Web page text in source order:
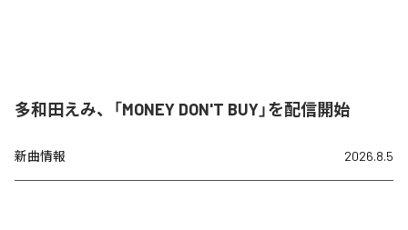
多和田えみ、「MONEY DON'T BUY」を配信開始
新曲情報 2026.8.5